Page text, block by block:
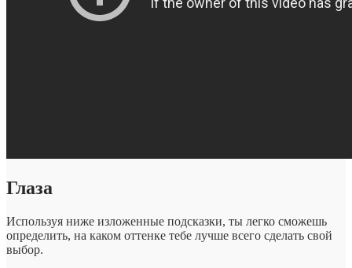
Глаза
Используя ниже изложенные подсказки, ты легко сможешь
определить, на каком оттенке тебе лучше всего сделать свой
выбор.